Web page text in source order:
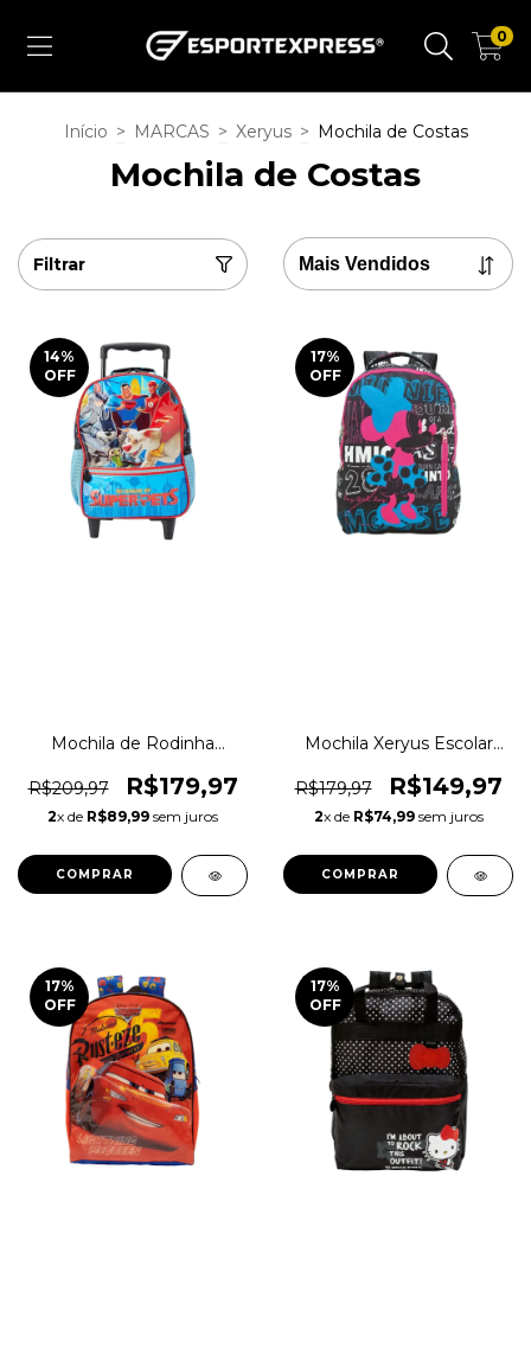
0
Início > MARCAS > Xeryus > Mochila de Costas
Mochila de Costas
Filtrar
14%
OFF
Mochila de Rodinha
Original 1magnus
R$209,97 R$179,97
2x de R$89,99 sem juros
COMPRAR
17%
OFF
Mochila Xeryus Escolar
1magnus
R$179,97 R$149,97
2x de R$74,99sem juros
COMPRAR
17%
OFF
17%
OFF